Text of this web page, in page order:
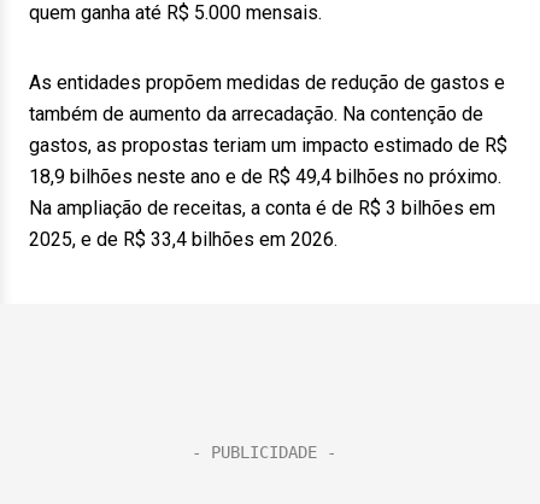
quem ganha até R$ 5.000 mensais.
As entidades propõem medidas de redução de gastos e
também de aumento da arrecadação. Na contenção de
gastos, as propostas teriam um impacto estimado de R$
18,9 bilhões neste ano e de R$ 49,4 bilhões no próximo.
Na ampliação de receitas, a conta é de R$ 3 bilhões em
2025, e de R$ 33,4 bilhões em 2026.